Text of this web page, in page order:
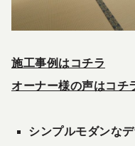
施工事例はコチラ
オーナー様の声はコチ
シンプルモダンな